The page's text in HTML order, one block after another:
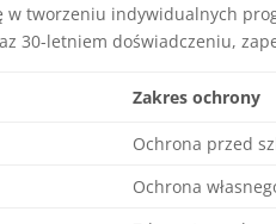
w tworzeniu indywidualnych
30-letniem doświadczeniu,
Zakres ochrony
Ochrona przed
Ochrona